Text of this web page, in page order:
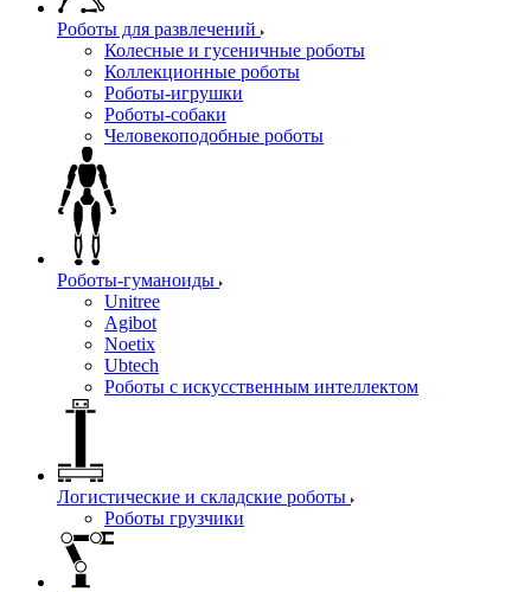
Роботы для развлечений
Колесные и гусеничные роботы
Коллекционные роботы
Роботы-игрушки
Роботы-собаки
Человекоподобные роботы
Роботы-гуманоиды
Unitree
Agibot
Noetix
Ubtech
Роботы с искусственным интеллектом
Логистические и складские роботы
Роботы грузчики